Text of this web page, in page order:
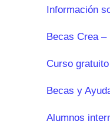
Información
Becas Crea
Curso
Becas y
Alumnos